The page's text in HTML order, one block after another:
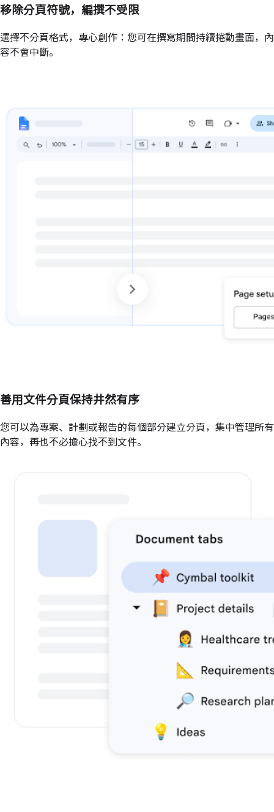
移除分頁符號，編撰不受限
選擇不分頁格式，專心創作：您可在撰寫期間持續捲動畫面，內
容不會中斷。
善用文件分頁保持井然有序
您可以為專案、計劃或報告的每個部分建立分頁，集中管理所有
內容，再也不必擔心找不到文件。